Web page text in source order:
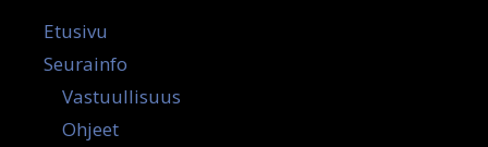
Etusivu
Seurainfo
Vastuullisuus
Ohjeet